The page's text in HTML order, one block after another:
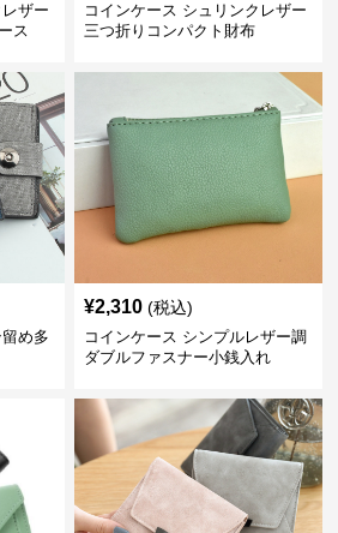
ザー
ス
コインケース シュリンクレザー
三つ折りコンパクト財布
め多
¥2,310 (税込)
コインケース シンプルレザー調
ダブルファスナー小銭入れ